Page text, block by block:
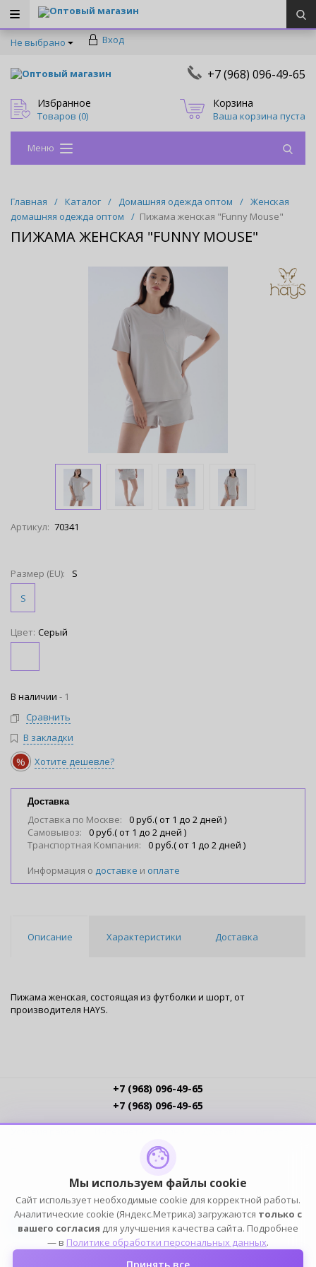
Оптовый магазин
Не выбрано Вход
Оптовый магазин +7 (968) 096-49-65
Избранное
Товаров (0)
Корзина
Ваша корзина пуста
Меню
Главная / Каталог / Домашняя одежда оптом / Женская
домашняя одежда оптом
/ Пижама женская "Funny Mouse"
ПИЖАМА ЖЕНСКАЯ "FUNNY MOUSE"
Артикул: 70341
Размер (EU):
S
S
Цвет: Серый
В наличии - 1
Сравнить
В закладки
% Хотите дешевле?
Доставка
Доставка по Москве:
0 руб.( от 1 до 2 дней )
Самовывоз:
0 руб.( от 1 до 2 дней )
Транспортная Компания:
0 руб.( от 1 до 2 дней )
Информация о доставке и оплате
Описание Характеристики Доставка
Пижама женская, состоящая из футболки и шорт, от
производителя HAYS.
+7 (968) 096-49-65
+7 (968) 096-49-65
Политика обработки ПДн
Публичная оферта
ПОДПИСЫВАЙСЯ
Мы используем файлы cookie
Сайт использует необходимые cookie для корректной работы.
Аналитические cookie (Яндекс.Метрика) загружаются только с
вашего согласия для улучшения качества сайта. Подробнее
— в Политике обработки персональных данных.